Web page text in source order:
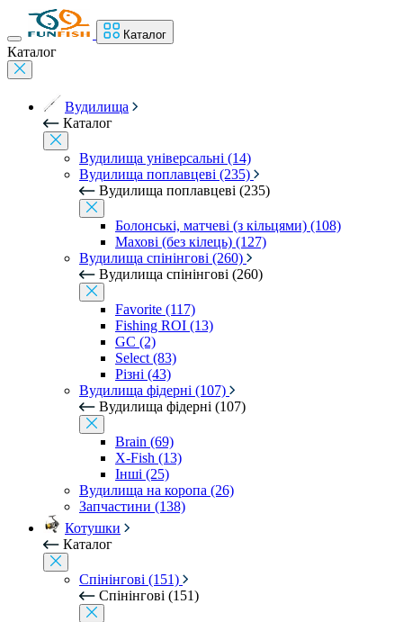
Каталог
Каталог
Вудилища
Каталог
Вудилища універсальні (14)
Вудилища поплавцеві (235)
Вудилища поплавцеві (235)
Болонські, матчеві (з кільцями) (108)
Махові (без кілець) (127)
Вудилища спінінгові (260)
Вудилища спінінгові (260)
Favorite (117)
Fishing ROI (13)
GC (2)
Select (83)
Різні (43)
Вудилища фідерні (107)
Вудилища фідерні (107)
Brain (69)
X-Fish (13)
Інші (25)
Вудилища на коропа (26)
Запчастини (138)
Котушки
Каталог
Спінінгові (151)
Спінінгові (151)